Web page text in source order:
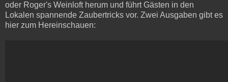
oder Roger's Weinloft herum und führt Gästen in den
Lokalen spannende Zaubertricks vor. Zwei Ausgaben gibt es
hier zum Hereinschauen: